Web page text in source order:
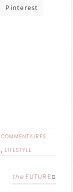
Pinterest
, LIFESTYLE
the FUTURE